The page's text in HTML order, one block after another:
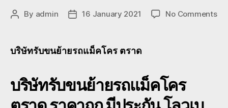
Post
By admin
Post16 January 2021 No Commentson
บริษัทรับขนย้ายรถแม็คโคร ตราด
บริษัทรับขนย้ายรถแม็คโคร